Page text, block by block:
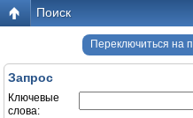
Поиск
Переключиться на
Запрос
Ключевые
слова: